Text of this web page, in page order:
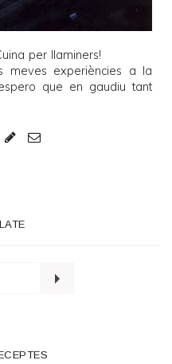
per llaminers!
meves experiències a la
que en gaudiu tant